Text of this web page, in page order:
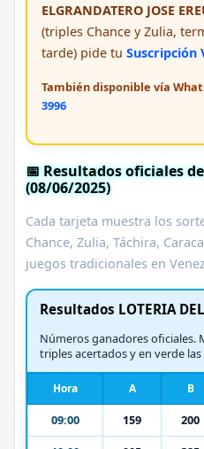
ELGRANDATERO JOSE
(triples Chance y Zulia,
tarde) pide tu Suscripción
También disponible vía
3996
📅 Resultados oficiales
(08/06/2025)
Cada tarjeta muestra los
Chance, Zulia, Táchira,
juegos tradicionales en
Resultados LOTERIA
Números ganadores oficiales.
triples acertados y en verde
Hora A B
09:00 159 200